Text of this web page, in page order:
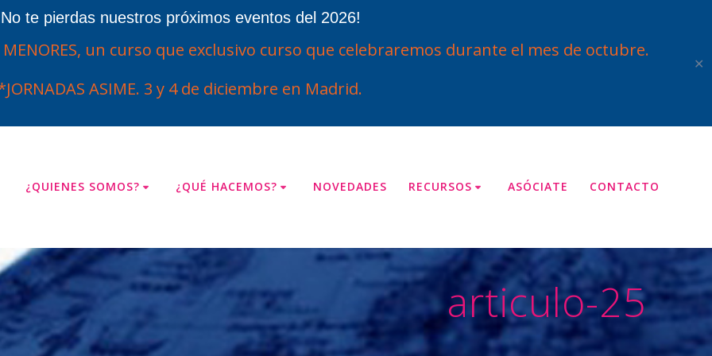
te pierdas nuestros próximos eventos del 2026!
MENORES, un curso que exclusivo curso que celebraremos durante el mes de octubre.
ASIME. 3 y 4 de diciembre en Madrid.
✕
¿QUIENES SOMOS? ¿QUÉ HACEMOS? NOVEDADES RECURSOS ASÓCIATE CONTACTO
articulo-25